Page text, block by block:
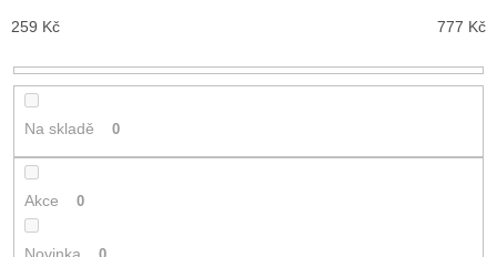
d
u
k
259 Kč 777 Kč
Na skladě 0
Akce 0